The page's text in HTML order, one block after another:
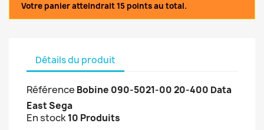
Votre panier atteindrait 15 points au total.
Détails du produit
Référence Bobine 090-5021-00 20-400 Data
East Sega
En stock10 Produits